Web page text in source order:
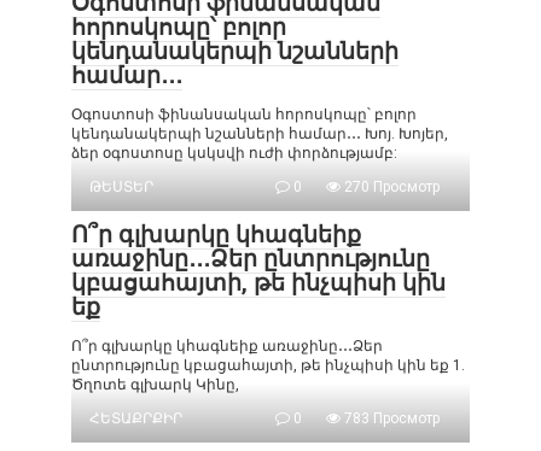
հորոսկոպը՝ բոլոր
կենդանակերպի նշանների
համար․․․
Օգոստոսի ֆինանսական հորոսկոպը՝ բոլոր
կենդանակերպի նշանների համար․․․ Խոյ. Խոյեր,
ձեր օգոստոսը կսկսվի ուժի փորձությամբ:
ԹԵՍՏԵՐ
0 270 Просмотр
Ո՞ր գլխարկը կհագնեիք
առաջինը․․․Ձեր ընտրությունը
կբացահայտի, թե ինչպիսի կին
եք
Ո՞ր գլխարկը կհագնեիք առաջինը․․․Ձեր
ընտրությունը կբացահայտի, թե ինչպիսի կին եք 1.
Ծղոտե գլխարկ Կինը,
ՀԵՏԱՔՐՔԻՐ
0 783 Просмотр